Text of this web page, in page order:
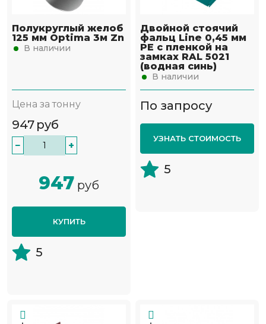
Полукруглый желоб
125 мм Optima 3м Zn
В наличии
Цена за тонну
947 руб
− +
947 руб
КУПИТЬ
5
Двойной стоячий
фальц Line 0,45 мм
PE с пленкой на
замках RAL 5021
(водная синь)
В наличии
По запросу
УЗНАТЬ СТОИМОСТЬ
5